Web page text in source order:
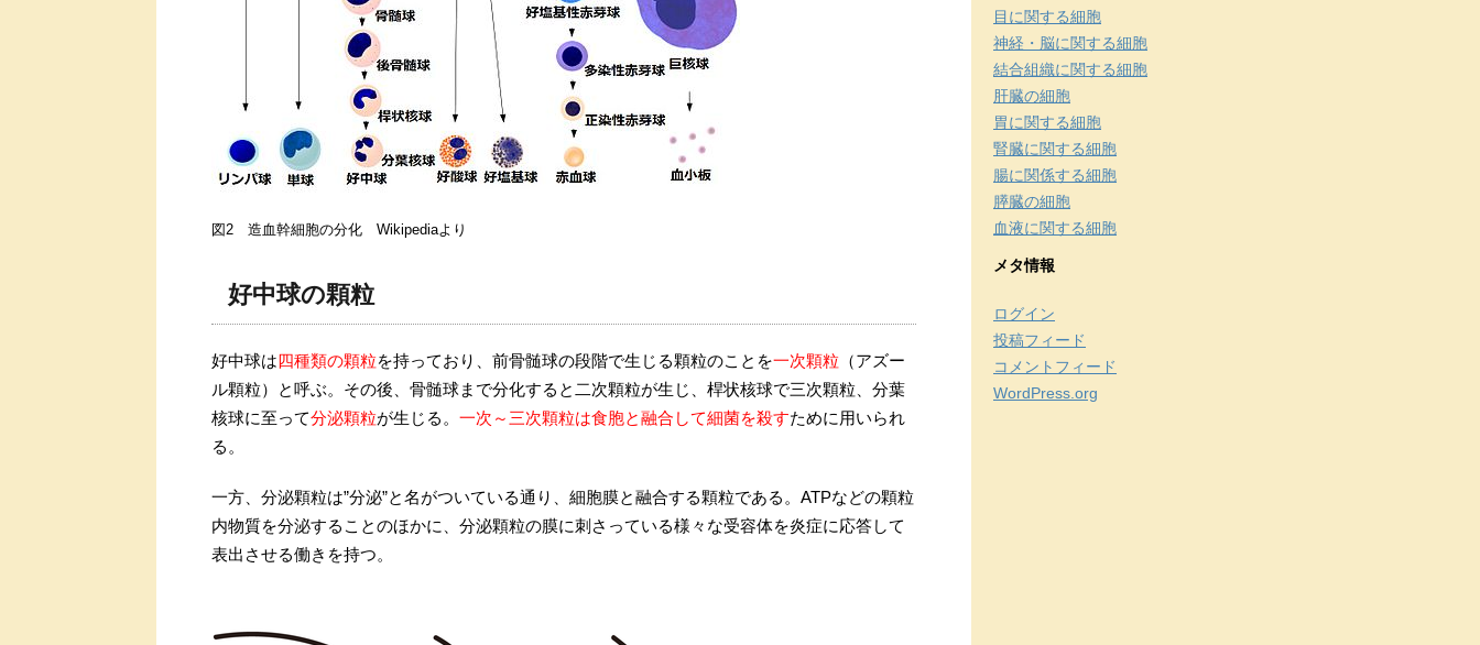
図2 造血幹細胞の分化 Wikipediaより
好中球の顆粒
好中球は四種類の顆粒を持っており、前骨髄球の段階で生じる顆粒のことを一次顆粒 （アズー
ル顆粒）と呼ぶ。その後、骨髄球まで分化すると二次顆粒が生じ、桿状核球で三次顆粒、分葉
核球に至って分泌顆粒が生じる。 一次～三次顆粒は食胞と融合して細菌を殺すために用いられ
る。
一方、分泌顆粒は”分泌”と名がついている通り、細胞膜と融合する顆粒である。ATPなどの顆粒
内物質を分泌することのほかに、分泌顆粒の膜に刺さっている様々な受容体を炎症に応答して
表出させる働きを持つ。
目に関する細胞
神経・脳に関する細胞
結合組織に関する細胞
肝臓の細胞
胃に関する細胞
腎臓に関する細胞
腸に関係する細胞
膵臓の細胞
血液に関する細胞
メタ情報
ログイン
投稿フィード
コメントフィード
WordPress.org